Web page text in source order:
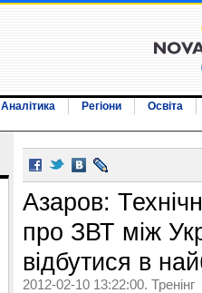
Аналітика Регіони
Освіта
Азаров:
про ЗВТ між
відбутися в
2012-02-10 13:22:00. Тренінг